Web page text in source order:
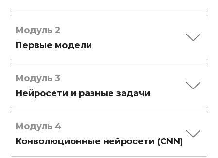
Модуль 2
Первые модели
Модуль 3
Нейросети и разные задачи
Модуль 4
Конволюционные нейросети (CNN)